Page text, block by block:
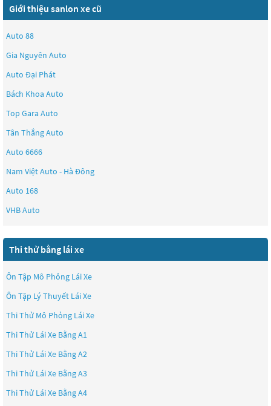
Giới thiệu sanlon xe cũ
Auto 88
Gia Nguyên Auto
Auto Đại Phát
Bách Khoa Auto
Top Gara Auto
Tân Thắng Auto
Auto 6666
Nam Việt Auto - Hà Đông
Auto 168
VHB Auto
Thi thử bằng lái xe
Ôn Tập Mô Phỏng Lái Xe
Ôn Tập Lý Thuyết Lái Xe
Thi Thử Mô Phỏng Lái Xe
Thi Thử Lái Xe Bằng A1
Thi Thử Lái Xe Bằng A2
Thi Thử Lái Xe Bằng A3
Thi Thử Lái Xe Bằng A4